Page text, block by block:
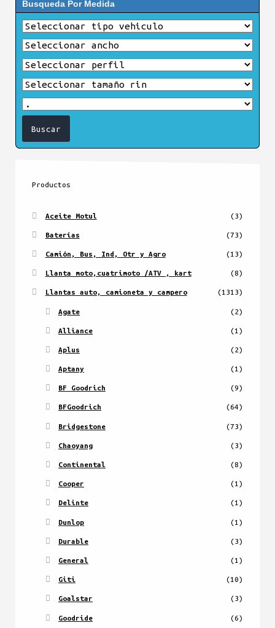
Busqueda Por Medida
Productos
Aceite Motul (3)
Baterías (73)
Camión, Bus, Ind, Otr y Agro (13)
Llanta moto,cuatrimoto /ATV , kart (8)
Llantas auto, camioneta y campero (1313)
Agate (2)
Alliance (1)
Aplus (2)
Aptany (1)
BF Goodrich (9)
BFGoodrich (64)
Bridgestone (73)
Chaoyang (3)
Continental (8)
Cooper (1)
Delinte (1)
Dunlop (1)
Durable (3)
General (1)
Giti (10)
Goalstar (3)
Goodride (6)